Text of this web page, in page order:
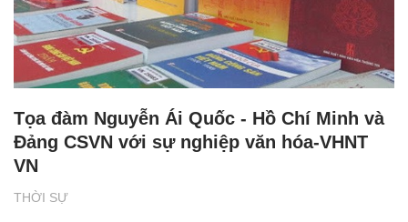
THỜI SỰ
Tọa đàm Nguyễn Ái Quốc - Hồ Chí Minh và
Đảng CSVN với sự nghiệp văn hóa-VHNT
VN